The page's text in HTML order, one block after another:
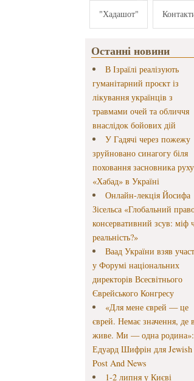
"Хадашот"
Останні новини
В Ізраїлі реалізують
гуманітарний проєкт із
лікування українців з
травмами очей та обличчя
внаслідок бойових дій
У Гадячі через пожежу
зруйновано синагогу біля
поховання засновника руху
«Хабад» в Україні
Онлайн-лекція Йосифа
Зісельса «Глобальний
консервативний зсув: міф
реальність?»
Ваад України взяв
у Форумі національних
директорів Всесвітнього
Єврейського Конгресу
«Для мене єврей — це
єврей. Немає значення, де
живе. Ми — одна родина»:
Едуард Шифрін для Jewish
Post And News
1-2 липня у Києві